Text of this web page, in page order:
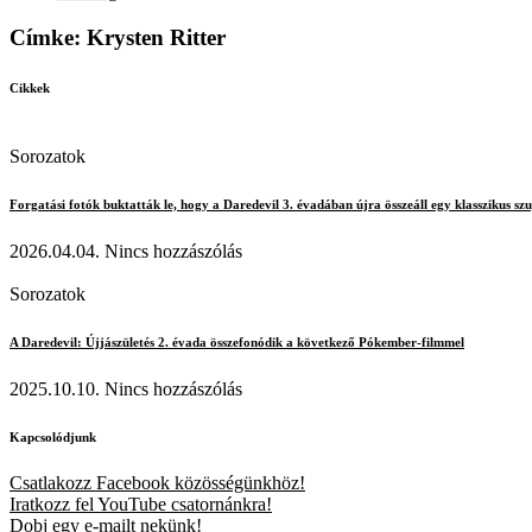
Címke: Krysten Ritter
Cikkek
Sorozatok
Forgatási fotók buktatták le, hogy a Daredevil 3. évadában újra összeáll egy klasszikus
2026.04.04. Nincs hozzászólás
Sorozatok
A Daredevil: Újjászületés 2. évada összefonódik a következő Pókember-filmmel
2025.10.10. Nincs hozzászólás
Kapcsolódjunk
Csatlakozz Facebook közösségünkhöz!
Iratkozz fel YouTube csatornánkra!
Dobj egy e-mailt nekünk!